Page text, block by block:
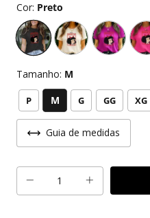
Cor: Preto
Tamanho: M
P M G GG XG
Guia de medidas